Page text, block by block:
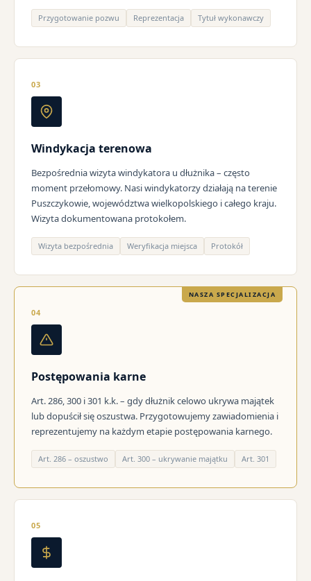
Przygotowanie pozwu Reprezentacja Tytuł wykonawczy
03
Windykacja terenowa
Bezpośrednia wizyta windykatora u dłużnika – często
moment przełomowy. Nasi windykatorzy działają na terenie
Puszczykowie, województwa wielkopolskiego i całego kraju.
Wizyta dokumentowana protokołem.
Wizyta bezpośrednia Weryfikacja miejsca Protokół
NASZA SPECJALIZACJA
04
Postępowania karne
Art. 286, 300 i 301 k.k. – gdy dłużnik celowo ukrywa majątek
lub dopuścił się oszustwa. Przygotowujemy zawiadomienia i
reprezentujemy na każdym etapie postępowania karnego.
Art. 286 – oszustwo Art. 300 – ukrywanie majątku Art. 301
05